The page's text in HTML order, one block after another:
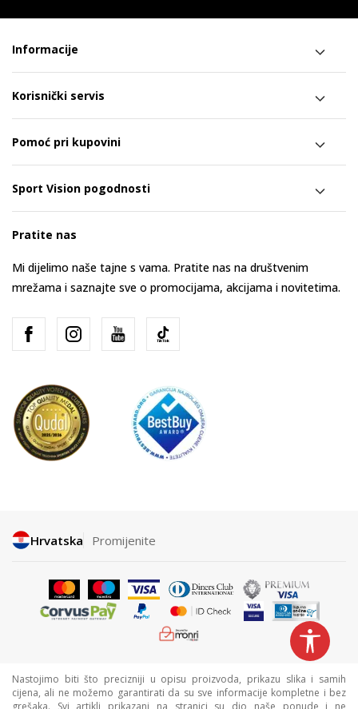
Informacije
Korisnički servis
Pomoć pri kupovini
Sport Vision pogodnosti
Pratite nas
Mi dijelimo naše tajne s vama. Pratite nas na društvenim
mrežama i saznajte sve o promocijama, akcijama i novitetima.
Hrvatska Promijenite
Nastojimo biti što precizniji u opisu proizvoda, prikazu slika i samih
cijena, ali ne možemo garantirati da su sve informacije kompletne i bez
grešaka. Svi artikli prikazani na stranici su dio naše ponude i ne